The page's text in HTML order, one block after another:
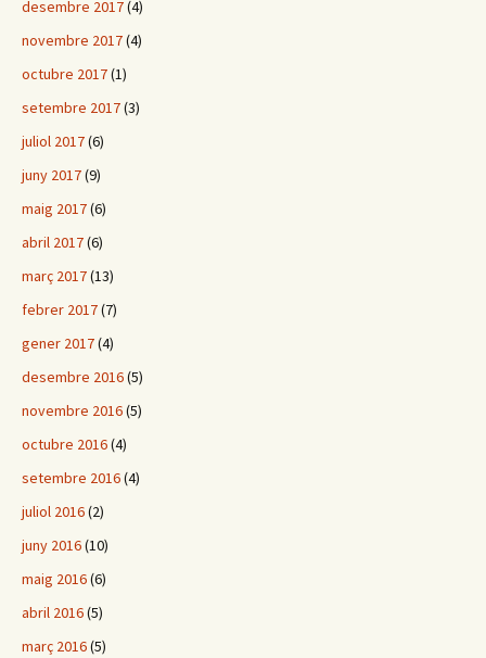
desembre 2017(4)
novembre 2017(4)
octubre 2017(1)
setembre 2017(3)
juliol 2017(6)
juny 2017(9)
maig 2017(6)
abril 2017(6)
març 2017(13)
febrer 2017(7)
gener 2017(4)
desembre 2016(5)
novembre 2016(5)
octubre 2016(4)
setembre 2016(4)
juliol 2016(2)
juny 2016(10)
maig 2016(6)
abril 2016(5)
març 2016(5)